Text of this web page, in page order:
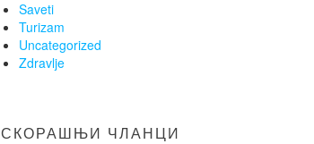
Saveti
Turizam
Uncategorized
Zdravlje
СКОРАШЊИ ЧЛАНЦИ